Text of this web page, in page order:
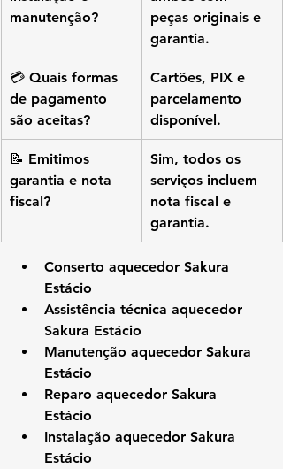
manutenção?
peças originais e
garantia.
💳 Quais formas
de pagamento
são aceitas?
Cartões, PIX e
parcelamento
disponível.
📝 Emitimos
garantia e nota
fiscal?
Sim, todos os
serviços incluem
nota fiscal e
garantia.
Conserto aquecedor Sakura
Estácio
Assistência técnica aquecedor
Sakura Estácio
Manutenção aquecedor Sakura
Estácio
Reparo aquecedor Sakura
Estácio
Instalação aquecedor Sakura
Estácio